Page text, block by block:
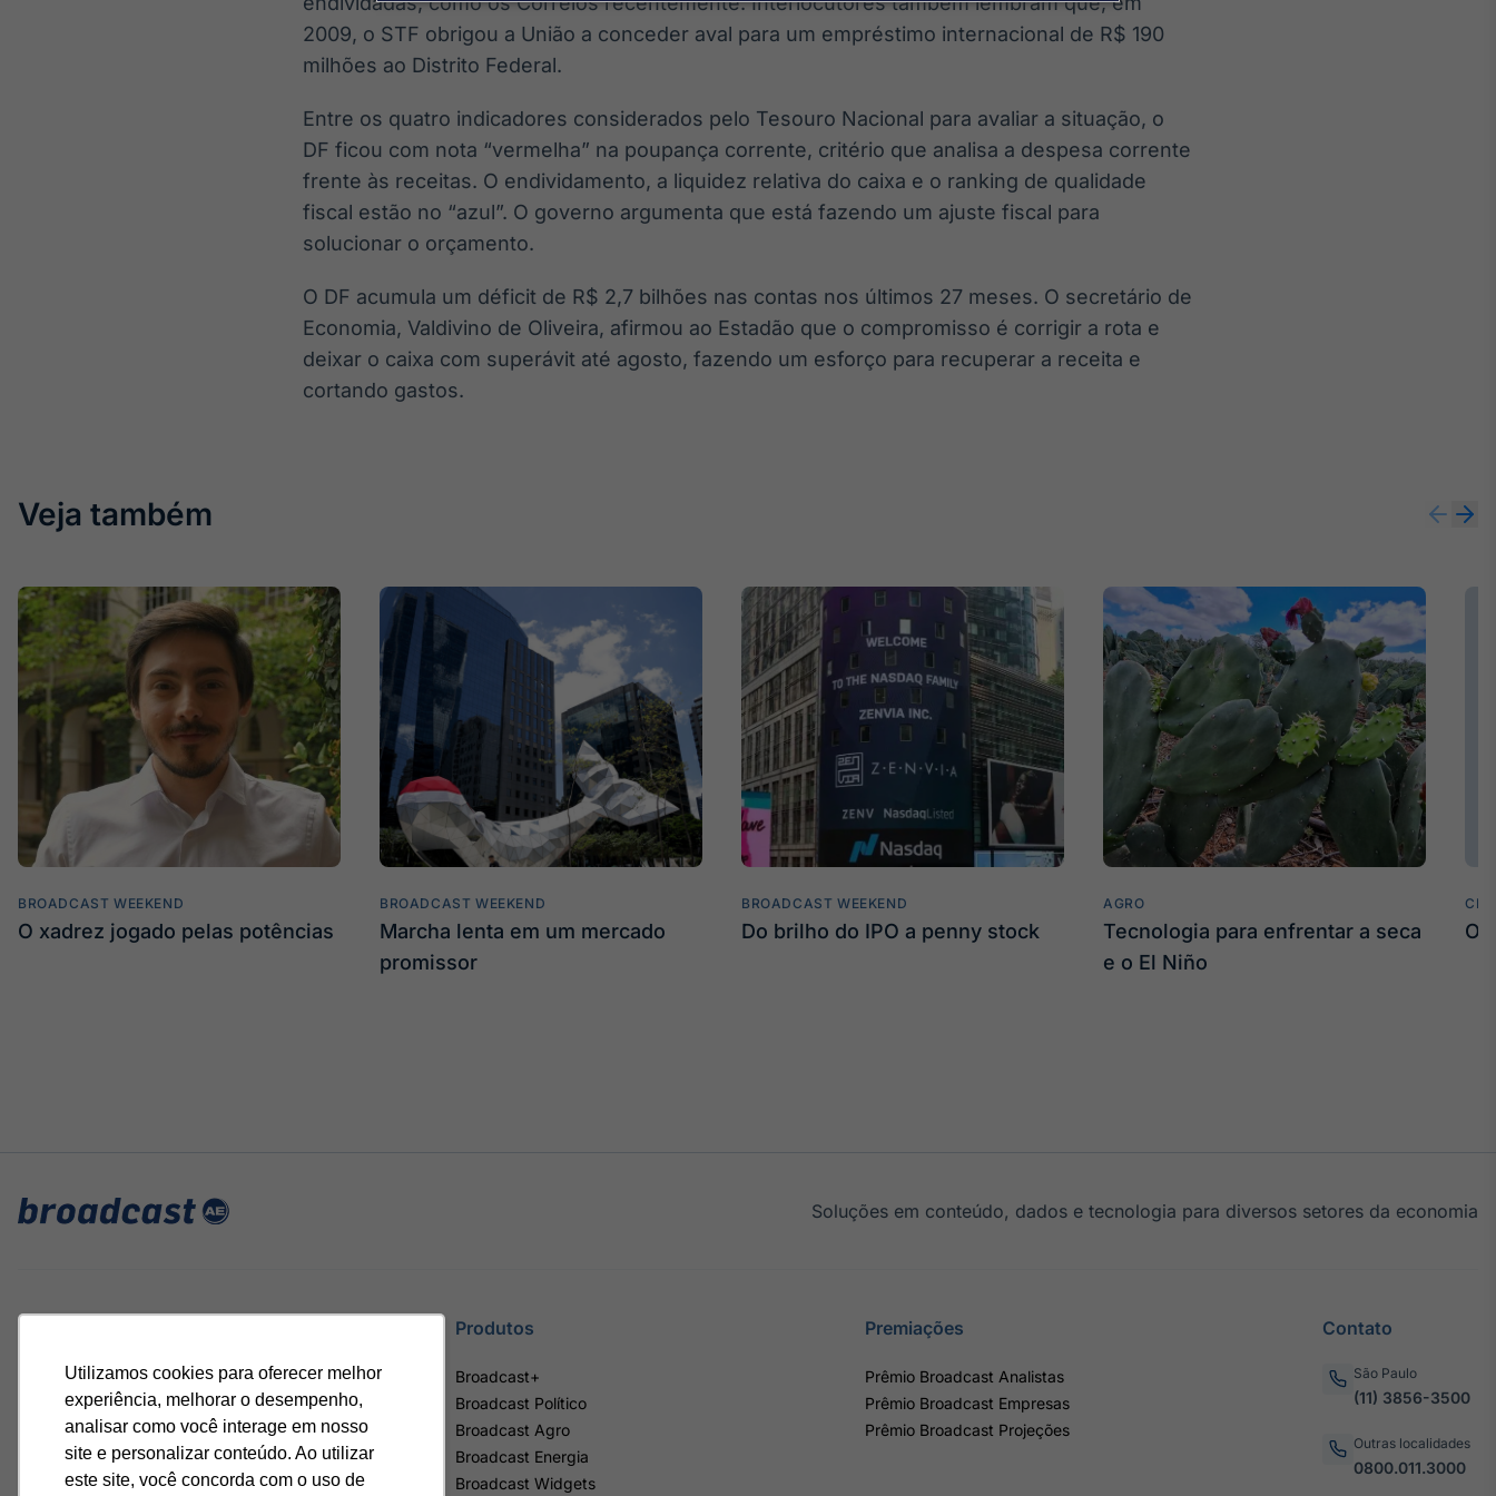
Utilizamos cookies para oferecer melhor
experiência, melhorar o desempenho,
analisar como você interage em nosso
site e personalizar conteúdo. Ao utilizar
este site, você concorda com o uso de
2009, o STF obrigou a União a conceder aval para um empréstimo internacional de R$ 190
milhões ao Distrito Federal.
Entre os quatro indicadores considerados pelo Tesouro Nacional para avaliar a situação, o
DF ficou com nota “vermelha” na poupança corrente, critério que analisa a despesa corrente
frente às receitas. O endividamento, a liquidez relativa do caixa e o ranking de qualidade
fiscal estão no “azul”. O governo argumenta que está fazendo um ajuste fiscal para
solucionar o orçamento.
O DF acumula um déficit de R$ 2,7 bilhões nas contas nos últimos 27 meses. O secretário de
Economia, Valdivino de Oliveira, afirmou ao Estadão que o compromisso é corrigir a rota e
deixar o caixa com superávit até agosto, fazendo um esforço para recuperar a receita e
cortando gastos.
Veja também
BROADCAST WEEKEND
O xadrez jogado pelas potências
BROADCAST WEEKEND
Marcha lenta em um mercado
promissor
BROADCAST WEEKEND
Do brilho do IPO a penny stock
AGRO
Tecnologia para enfrentar a seca
e o El Niño
O
Soluções em conteúdo, dados e tecnologia para diversos setores da economia
Notícias
Termos de uso
Política de privacidade
Contrato Máster Terminal
Produtos
Broadcast+
Broadcast Político
Broadcast Agro
Broadcast Energia
Broadcast Widgets
Premiações
Prêmio Broadcast Analistas
Prêmio Broadcast Empresas
Prêmio Broadcast Projeções
Contato
São Paulo
(11) 3856-3500
Outras localidades
0800.011.3000